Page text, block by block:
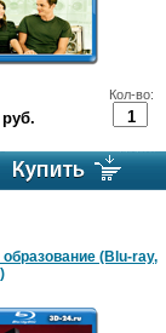
руб.
Кол-во:
(Blu-ray,